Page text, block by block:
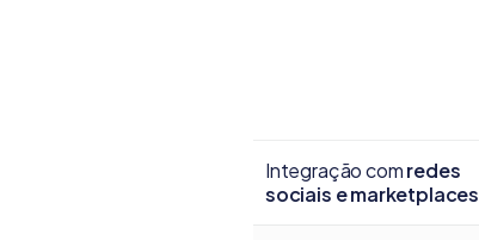
Integração comredes
sociais e marketplaces